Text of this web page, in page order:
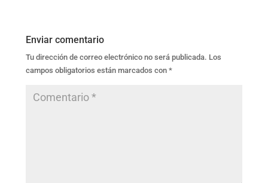
Enviar comentario
Tu dirección de correo electrónico no será publicada. Los
campos obligatorios están marcados con *